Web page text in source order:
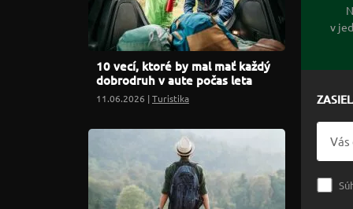
10 vecí, ktoré by mal mať každý
dobrodruh v aute počas leta
11.06.2026 |Turistika
v